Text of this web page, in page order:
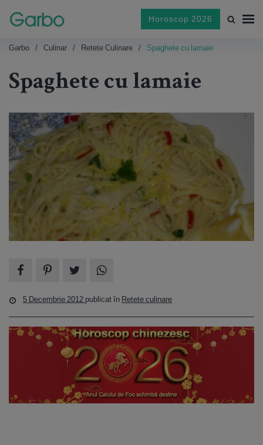
Horoscop 2026
Garbo Culinar Retete Culinare Spaghete cu lamaie
Spaghete cu lamaie
5 Decembrie 2012 publicat în Retete culinare